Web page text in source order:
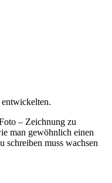
– Zeichnung zu
man gewöhnlich einen
schreiben muss wachsen